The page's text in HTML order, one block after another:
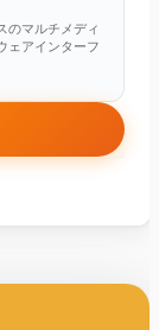
のマルチメディ
ェアインターフ